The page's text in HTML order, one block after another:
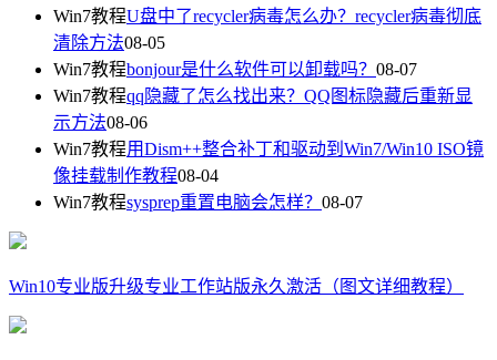
Win7教程U盘中了recycler病毒怎么办？recycler病毒彻底
清除方法08-05
Win7教程bonjour是什么软件可以卸载吗？ 08-07
Win7教程qq隐藏了怎么找出来？QQ图标隐藏后重新显
示方法08-06
Win7教程用Dism++整合补丁和驱动到Win7/Win10 ISO镜
像挂载制作教程08-04
Win7教程sysprep重置电脑会怎样？ 08-07
Win10专业版升级专业工作站版永久激活（图文详细教程）